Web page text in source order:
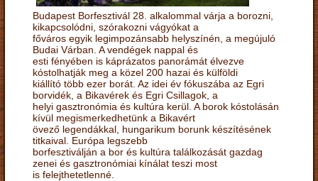
Budapest Borfesztivál 28. alkalommal várja a borozni,
kikapcsolódni, szórakozni vágyókat a
főváros egyik legimpozánsabb helyszínén, a megújuló
Budai Várban. A vendégek nappal és
esti fényében is káprázatos panorámát élvezve
kóstolhatják meg a közel 200 hazai és külföldi
kiállító több ezer borát. Az idei év fókuszába az Egri
borvidék, a Bikavérek és Egri Csillagok, a
helyi gasztronómia és kultúra kerül. A borok kóstolásán
kívül megismerkedhetünk a Bikavért
övező legendákkal, hungarikum borunk készítésének
titkaival. Európa legszebb
borfesztiválján a bor és kultúra találkozását gazdag
zenei és gasztronómiai kínálat teszi most
is felejthetetlenné.